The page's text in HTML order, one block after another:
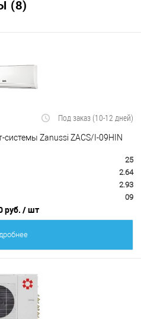
(8)
Под заказ (10-12 дней)
системы Zanussi ZACS/I-09HIN
25
2.64
2.93
09
руб. / шт